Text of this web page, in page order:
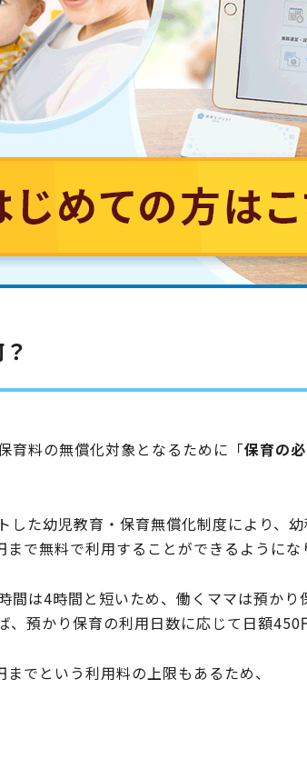
育料の無償化対象となるために「保育の
した幼児教育・保育無償化制度により、
で無料で利用することができるようにな
間は4時間と短いため、働くママは預か
、預かり保育の利用日数に応じて日額450
でという利用料の上限もあるため、